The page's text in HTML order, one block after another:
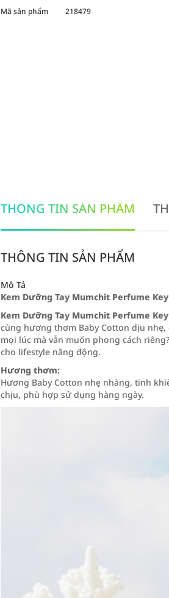
Mã sản phẩm 218479
THÔNG TIN SẢN PHẨM
THÔNG TIN SẢN PHẨM
Mô Tả
Kem Dưỡng Tay Mumchit Perfume
Kem Dưỡng Tay Mumchit Perfume
cùng hương thơm Baby Cotton dịu
mọi lúc mà vẫn muốn phong cách
cho lifestyle năng động.
Hương thơm:
Hương Baby Cotton nhẹ nhàng, tinh
chịu, phù hợp sử dụng hàng ngày.